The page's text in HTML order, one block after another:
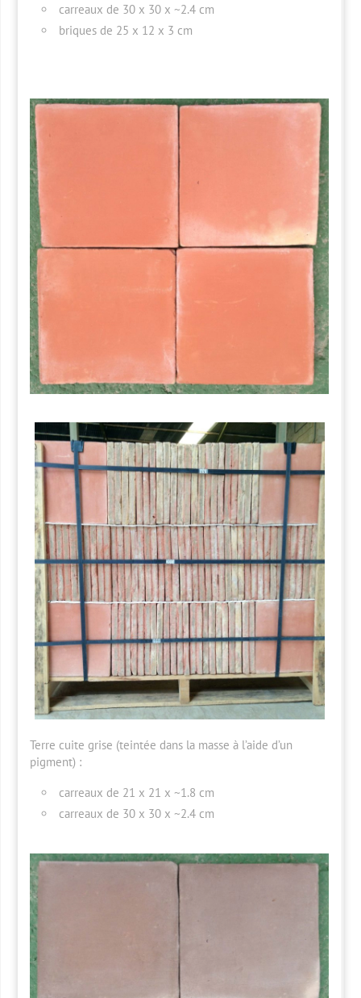
carreaux de 30 x 30 x ~2.4 cm
briques de 25 x 12 x 3 cm
Terre cuite grise (teintée dans la masse à l’aide d’un
pigment) :
carreaux de 21 x 21 x ~1.8 cm
carreaux de 30 x 30 x ~2.4 cm